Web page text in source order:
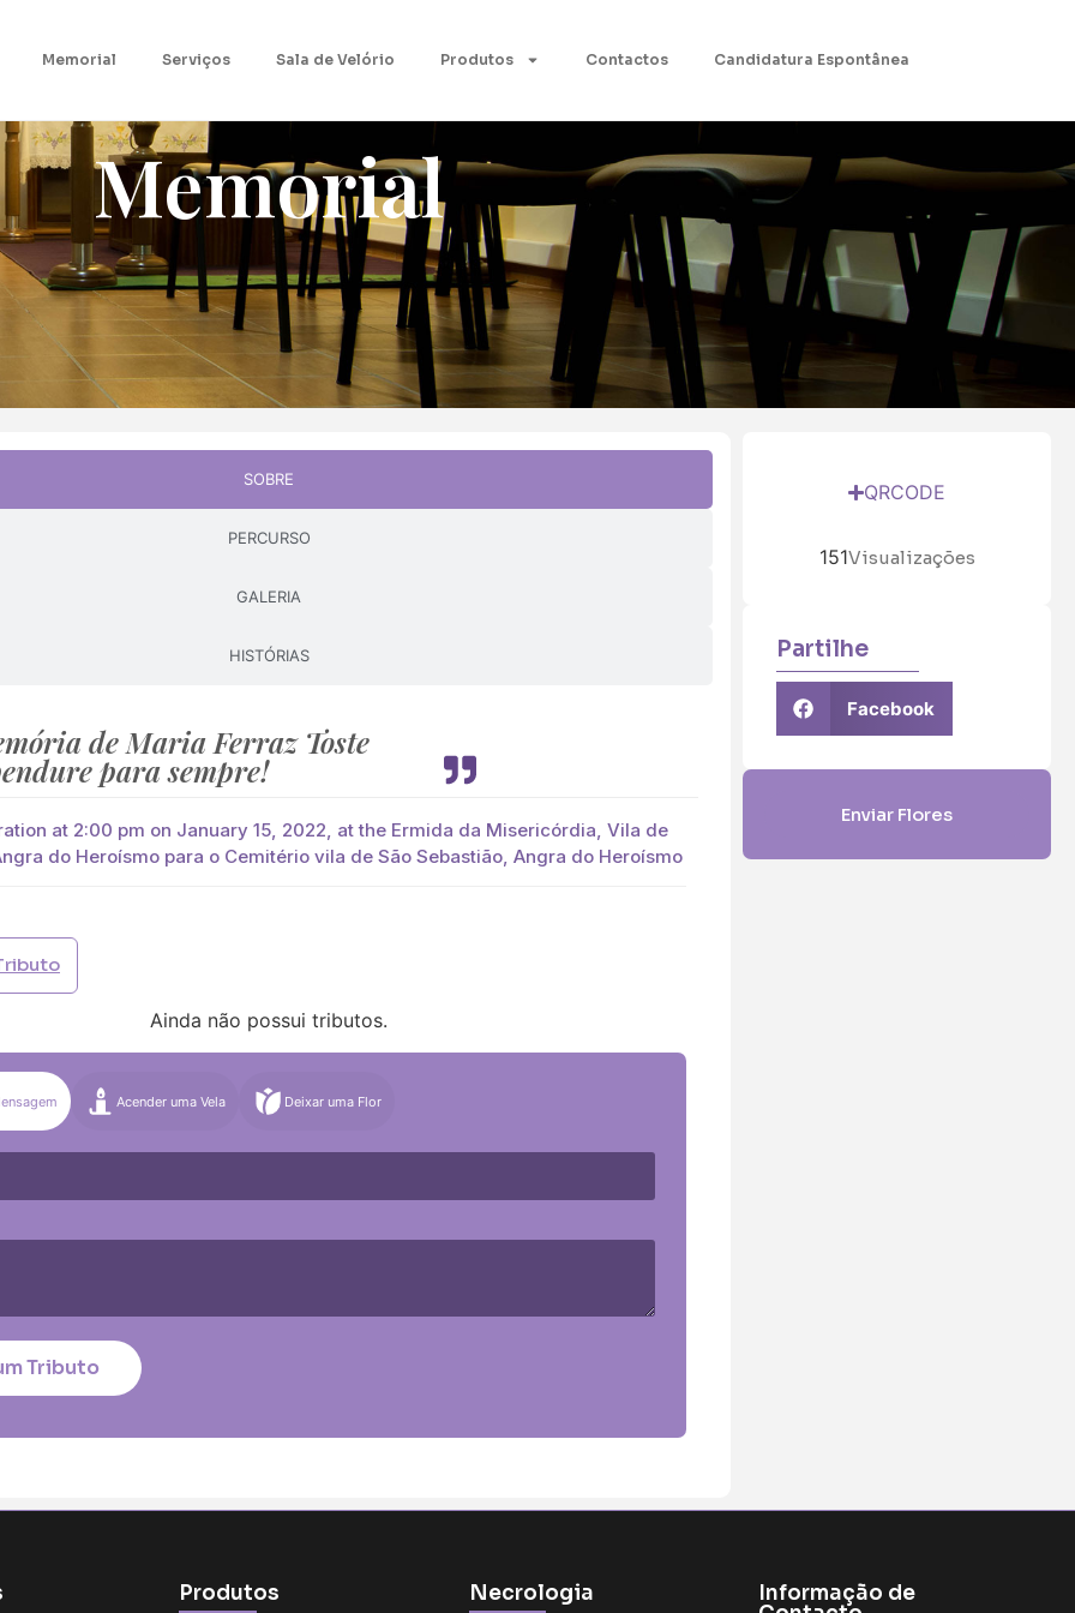
Memorial Serviços Sala de Velório Produtos Contactos Candidatura Espontânea
Memorial
SOBRE
PERCURSO
GALERIA
HISTÓRIAS
de Maria Ferraz Toste
para sempre!
at 2:00 pm on January 15, 2022, at the Ermida da Misericórdia, Vila de
do Heroísmo para o Cemitério vila de São Sebastião, Angra do Heroísmo
Ainda não possui tributos.
Acender uma Vela Deixar uma Flor
Tributo
QRCODE
151Visualizações
Partilhe
Facebook
Enviar Flores
Produtos Necrologia
Informação de
Pague já com PayPal
paga de imediato com Paypal
Palma Cruz Coração
Coroa
Média (€100)
Média (€100)
Média (€100)
(€85) Média (€100)
Grande (€115)
*